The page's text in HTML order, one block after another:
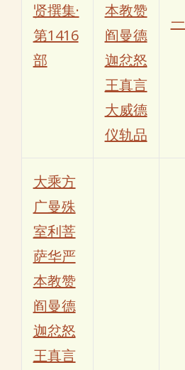
贤撰集·
第1416
部
本教赞
阎曼德
迦忿怒
王真言
大威德
仪轨品
大乘方
广曼殊
室利菩
萨华严
本教赞
阎曼德
迦忿怒
王真言